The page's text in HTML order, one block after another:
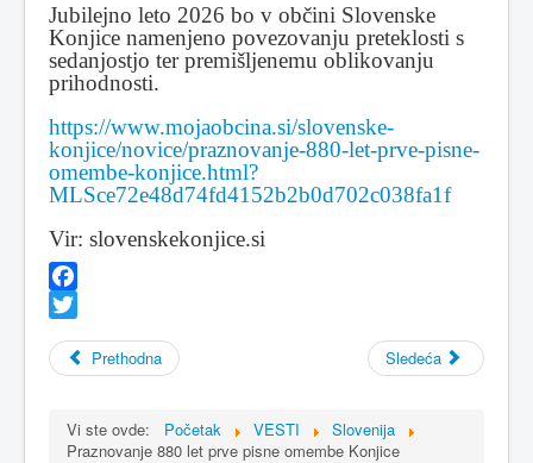
Jubilejno leto 2026 bo v občini Slovenske
Konjice namenjeno povezovanju preteklosti s
sedanjostjo ter premišljenemu oblikovanju
prihodnosti.
https://www.mojaobcina.si/slovenske-
konjice/novice/praznovanje-880-let-prve-pisne-
omembe-konjice.html?
MLSce72e48d74fd4152b2b0d702c038fa1f
Vir: slovenskekonjice.si
Facebook
Prethodna
Sledeća
Vi ste ovde: Početak VESTI
Slovenija
Praznovanje 880 let prve pisne omembe Konjice